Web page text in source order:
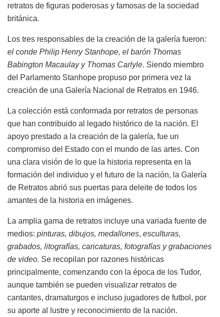
retratos de figuras poderosas y famosas de la sociedad
británica.
Los tres responsables de la creación de la galería fueron:
el conde Philip Henry Stanhope, el barón Thomas
Babington Macaulay y Thomas Carlyle. Siendo miembro
del Parlamento Stanhope propuso por primera vez la
creación de una Galería Nacional de Retratos en 1946.
La colección está conformada por retratos de personas
que han contribuido al legado histórico de la nación. El
apoyo prestado a la creación de la galería, fue un
compromiso del Estado con el mundo de las artes. Con
una clara visión de lo que la historia representa en la
formación del individuo y el futuro de la nación, la Galería
de Retratos abrió sus puertas para deleite de todos los
amantes de la historia en imágenes.
La amplia gama de retratos incluye una variada fuente de
medios: pinturas, dibujos, medallones, esculturas,
grabados, litografías, caricaturas, fotografías y grabaciones
de video. Se recopilan por razones históricas
principalmente, comenzando con la época de los Tudor,
aunque también se pueden visualizar retratos de
cantantes, dramaturgos e incluso jugadores de futbol, por
su aporte al lustre y reconocimiento de la nación.